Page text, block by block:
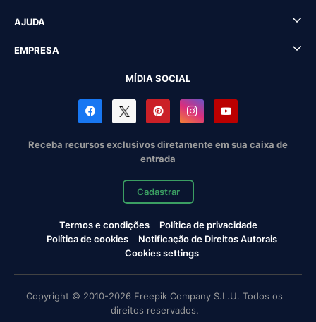
AJUDA
EMPRESA
MÍDIA SOCIAL
Receba recursos exclusivos diretamente em sua caixa de
entrada
Cadastrar
Termos e condições
Política de privacidade
Política de cookies
Notificação de Direitos Autorais
Cookies settings
Copyright © 2010-2026 Freepik Company S.L.U. Todos os
direitos reservados.